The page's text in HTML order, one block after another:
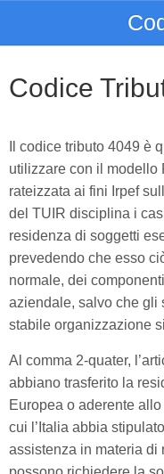
Codice
Il codice tributo 4049 è
utilizzare con il modello
rateizzata ai fini Irpef
del TUIR disciplina i
residenza di soggetti
prevedendo che esso
normale, dei
aziendale, salvo che gli
stabile organizzazione
Al comma 2-quater,
abbiano trasferito la
Europea o aderente
cui l’Italia abbia
assistenza in materia di